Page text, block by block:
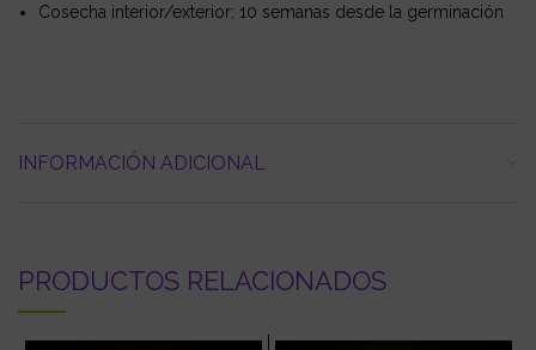
Cosecha interior/exterior: 10 semanas desde la germinación
INFORMACIÓN ADICIONAL
PRODUCTOS RELACIONADOS